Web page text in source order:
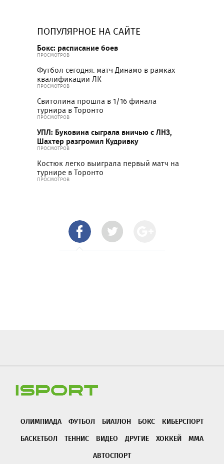
ПОПУЛЯРНОЕ НА САЙТЕ
Бокс: расписание боев
ПРОСМОТРОВ
Футбол сегодня: матч Динамо в рамках
квалификации ЛК
ПРОСМОТРОВ
Свитолина прошла в 1/16 финала
турнира в Торонто
ПРОСМОТРОВ
УПЛ: Буковина сыграла вничью с ЛНЗ,
Шахтер разгромил Кудривку
ПРОСМОТРОВ
Костюк легко выиграла первый матч на
турнире в Торонто
ПРОСМОТРОВ
ОЛИМПИАДА ФУТБОЛ БИАТЛОН БОКС
КИБЕРСПОРТ
БАСКЕТБОЛ
ТЕННИС ВИДЕО ДРУГИЕ ХОККЕЙ
ММА
АВТОСПОРТ